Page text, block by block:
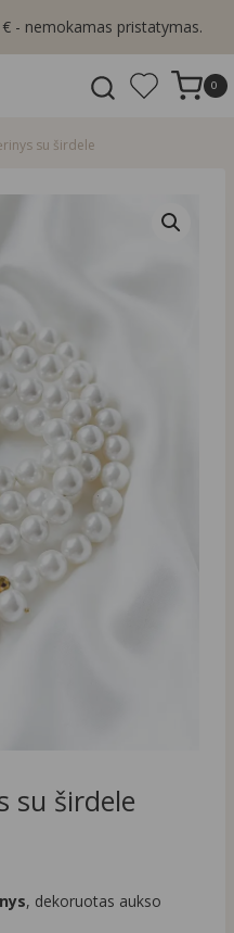
- nemokamas pristatymas.
0
su širdele
su širdele
, dekoruotas aukso